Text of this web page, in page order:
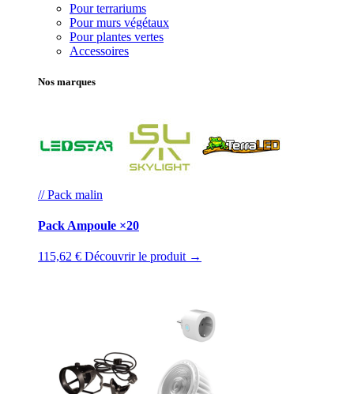
Pour terrariums
Pour murs végétaux
Pour plantes vertes
Accessoires
Nos marques
// Pack malin
Pack Ampoule ×20
115,62 € Découvrir le produit →